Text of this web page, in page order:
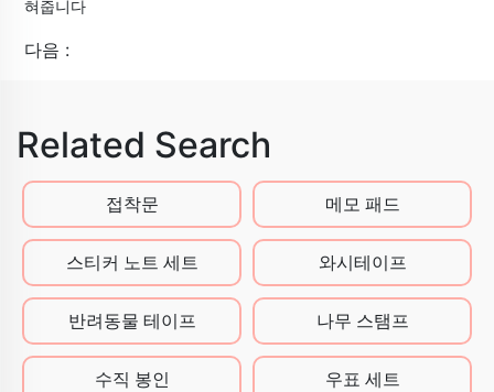
혀줍니다
다음 :
Related Search
접착문 메모 패드
스티커 노트 세트 와시테이프
반려동물 테이프 나무 스탬프
수직 봉인 우표 세트